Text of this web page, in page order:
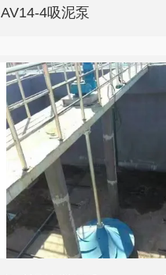
AV14-4吸泥泵